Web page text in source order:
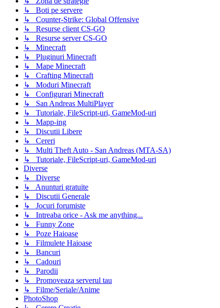
↳ Boti pe servere
↳ Counter-Strike: Global Offensive
↳ Resurse client CS-GO
↳ Resurse server CS-GO
↳ Minecraft
↳ Pluginuri Minecraft
↳ Mape Minecraft
↳ Crafting Minecraft
↳ Moduri Minecraft
↳ Configurari Minecraft
↳ San Andreas MultiPlayer
↳ Tutoriale, FileScript-uri, GameMod-uri
↳ Mapp-ing
↳ Discutii Libere
↳ Cereri
↳ Multi Theft Auto - San Andreas (MTA-SA)
↳ Tutoriale, FileScript-uri, GameMod-uri
Diverse
↳ Diverse
↳ Anunturi gratuite
↳ Discutii Generale
↳ Jocuri forumiste
↳ Intreaba orice - Ask me anything...
↳ Funny Zone
↳ Poze Haioase
↳ Filmulete Haioase
↳ Bancuri
↳ Cadouri
↳ Parodii
↳ Promoveaza serverul tau
↳ Filme/Seriale/Anime
PhotoShop